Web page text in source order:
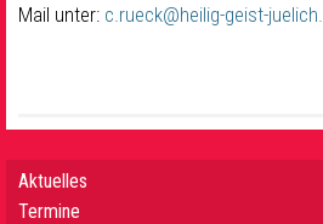
Mail unter: c.rueck@heilig-geist-
Aktuelles
Termine